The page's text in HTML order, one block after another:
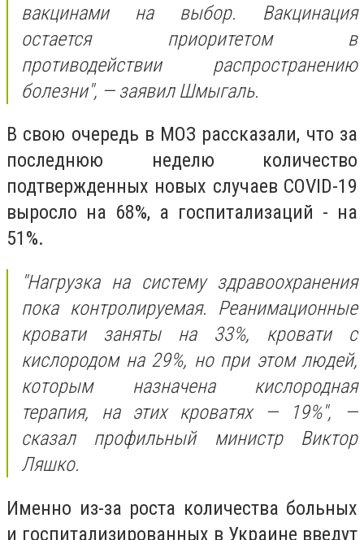
вакцинами на выбор. Вакцинация
остается приоритетом в
противодействии распространению
болезни", — заявил Шмыгаль.
В свою очередь в МОЗ рассказали, что за
последнюю неделю количество
подтвержденных новых случаев COVID-19
выросло на 68%, а госпитализаций - на
51%.
"Нагрузка на систему здравоохранения
пока контролируемая. Реанимационные
кровати заняты на 33%, кровати с
кислородом на 29%, но при этом людей,
которым назначена кислородная
терапия, на этих кроватях — 19%", —
сказал профильный министр Виктор
Ляшко.
Именно из-за роста количества больных
и госпитализированных в Украине введут